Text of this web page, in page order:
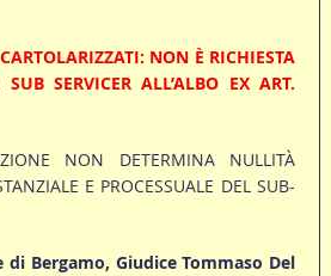
NON È RICHIESTA
SUB SERVICER ALL’ALBO EX ART.
NON DETERMINA NULLITÀ
E PROCESSUALE DEL SUB-
Bergamo, Giudice Tommaso Del